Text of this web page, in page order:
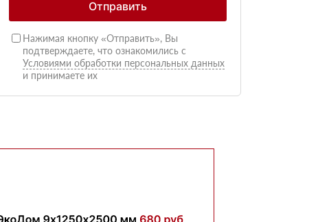
Отправить
Нажимая кнопку «Отправить», Вы
подтверждаете, что ознакомились с
Условиями обработки персональных данных
и принимаете их